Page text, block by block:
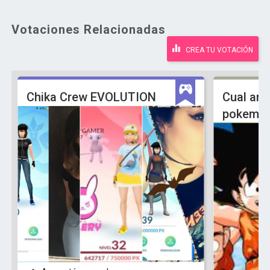
Votaciones Relacionadas
CREA TU VOTACIÓN
Chika Crew EVOLUTION
Cual